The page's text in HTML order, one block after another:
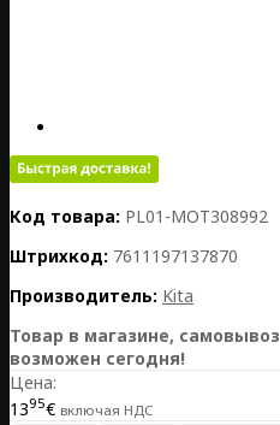
Код товара: PL01-MOT308992
Штрихкод: 7611197137870
Производитель: Kita
Товар в магазине, самовывоз
возможен сегодня!
Цена:
1395€ включая НДС